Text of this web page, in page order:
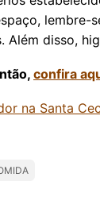
lembre-
Além disso,
confira
na Santa